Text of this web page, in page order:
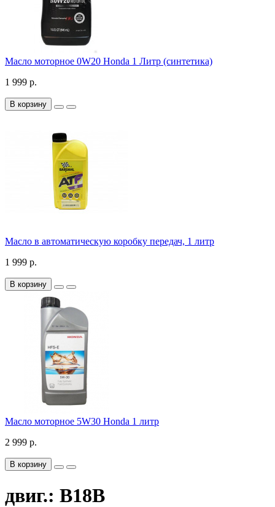
Масло моторное 0W20 Honda 1 Литр (синтетика)
1 999 р.
В корзину
Масло в автоматическую коробку передач, 1 литр
1 999 р.
В корзину
Масло моторное 5W30 Honda 1 литр
2 999 р.
В корзину
двиг.: B18B